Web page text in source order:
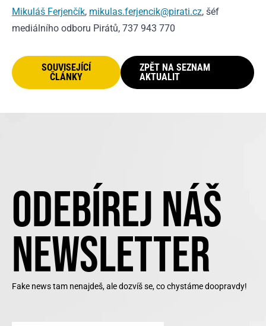
Mikuláš Ferjenčík, mikulas.ferjencik@pirati.cz, šéf
mediálního odboru Pirátů, 737 943 770
SOUVISEJÍCÍ
ČLÁNKY
ZPĚT NA SEZNAM
AKTUALIT
ODEBÍREJ NÁŠ
NEWSLETTER
Fake news tam nenajdeš, ale dozvíš se, co chystáme doopravdy!